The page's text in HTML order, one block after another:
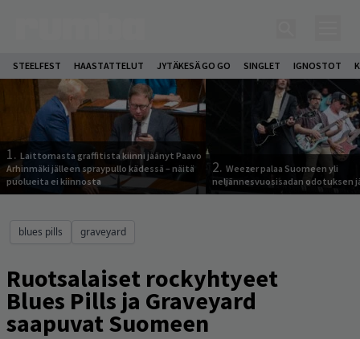
STEELFEST HAASTATTELUT JYTÄKESÄ GO GO SINGLET IGNOSTOT
1. Laittomasta graffitista kiinni jäänyt Paavo
Arhinmäki jälleen spraypullo kädessä – näitä
puolueita ei kiinnosta
2. Weezer palaa Suomeen yli
neljännesvuosisadan odotuksen
blues pills graveyard
Ruotsalaiset rockyhtyeet
Blues Pills ja Graveyard
saapuvat Suomeen